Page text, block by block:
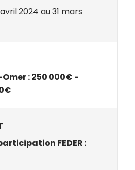
2024 au 31 mars
: 250 000€ -
FEDER :